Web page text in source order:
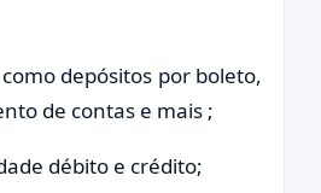
depósitos por boleto,
de contas e mais ;
débito e crédito;